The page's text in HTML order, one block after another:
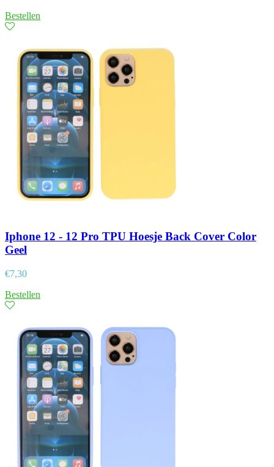
Bestellen
Iphone 12 - 12 Pro TPU Hoesje Back Cover Color
Geel
€7,30
Bestellen